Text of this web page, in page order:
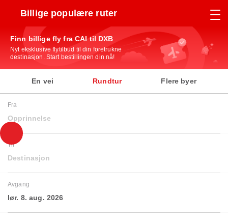
Billige populære ruter
Finn billige fly fra CAI til DXB
Nyt eksklusive flytilbud til din foretrukne
destinasjon. Start bestillingen din nå!
En vei Rundtur Flere byer
Fra
Opprinnelse
Til
Destinasjon
Avgang
lør. 8. aug. 2026